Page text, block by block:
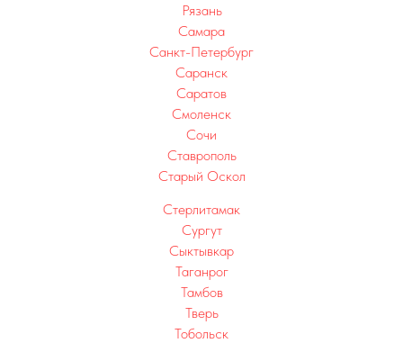
Рязань
Самара
Санкт-Петербург
Саранск
Саратов
Смоленск
Сочи
Ставрополь
Старый Оскол
Стерлитамак
Сургут
Сыктывкар
Таганрог
Тамбов
Тверь
Тобольск